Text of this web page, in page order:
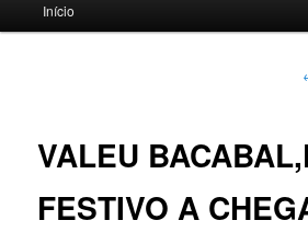
Início
VALEU
FESTIVO A